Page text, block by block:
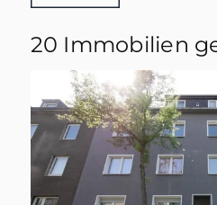
20 Immobilien